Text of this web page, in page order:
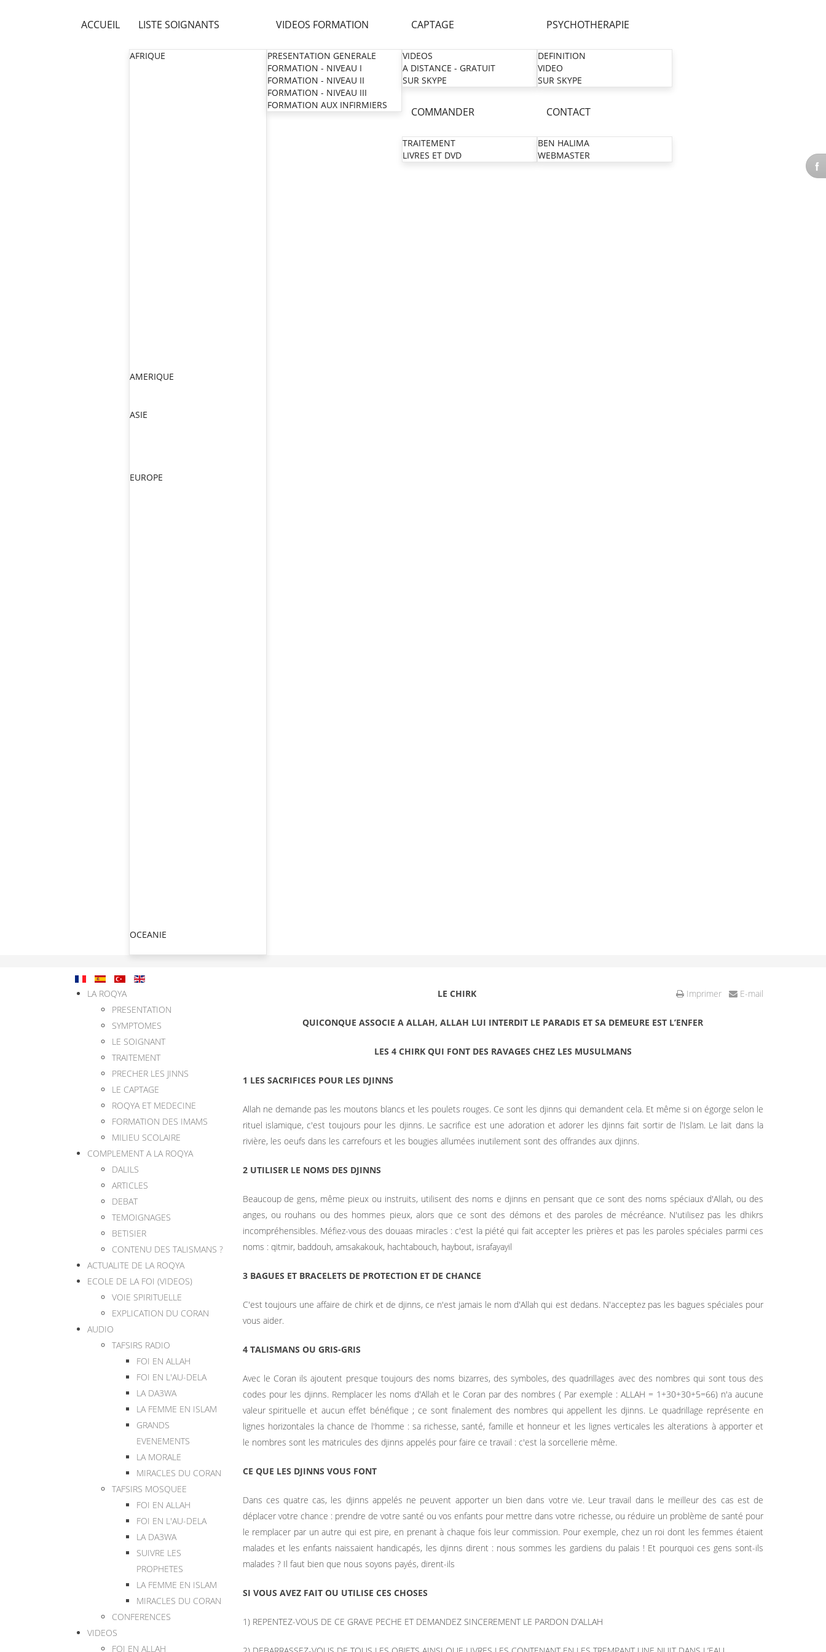
ACCUEIL LISTE SOIGNANTS
AFRIQUE
AMERIQUE
ASIE
EUROPE
OCEANIE
VIDEOS FORMATION
PRESENTATION GENERALE
FORMATION - NIVEAU I
FORMATION - NIVEAU II
FORMATION - NIVEAU III
FORMATION AUX INFIRMIERS
CAPTAGE
VIDEOS
A DISTANCE - GRATUIT
SUR SKYPE
PSYCHOTHERAPIE
DEFINITION
VIDEO
SUR SKYPE
COMMANDER
TRAITEMENT
LIVRES ET DVD
CONTACT
BEN HALIMA
WEBMASTER
LA ROQYA
PRESENTATION
SYMPTOMES
LE SOIGNANT
TRAITEMENT
PRECHER LES JINNS
LE CAPTAGE
ROQYA ET MEDECINE
FORMATION DES IMAMS
MILIEU SCOLAIRE
COMPLEMENT A LA ROQYA
DALILS
ARTICLES
DEBAT
TEMOIGNAGES
BETISIER
CONTENU DES TALISMANS ?
ACTUALITE DE LA ROQYA
ECOLE DE LA FOI (VIDEOS)
VOIE SPIRITUELLE
EXPLICATION DU CORAN
AUDIO
TAFSIRS RADIO
FOI EN ALLAH
FOI EN L'AU-DELA
LA DA3WA
LA FEMME EN ISLAM
GRANDS
EVENEMENTS
LA MORALE
MIRACLES DU CORAN
TAFSIRS MOSQUEE
FOI EN ALLAH
FOI EN L'AU-DELA
LA DA3WA
SUIVRE LES
PROPHETES
LA FEMME EN ISLAM
MIRACLES DU CORAN
CONFERENCES
VIDEOS
FOI EN ALLAH
Imprimer E-mail
LE CHIRK
QUICONQUE ASSOCIE A ALLAH, ALLAH LUI INTERDIT LE PARADIS ET SA DEMEURE EST L’ENFER
LES 4 CHIRK QUI FONT DES RAVAGES CHEZ LES MUSULMANS
1 LES SACRIFICES POUR LES DJINNS
Allah ne demande pas les moutons blancs et les poulets rouges. Ce sont les djinns qui demandent cela. Et même si on égorge selon le
rituel islamique, c'est toujours pour les djinns. Le sacrifice est une adoration et adorer les djinns fait sortir de l'Islam. Le lait dans la
rivière, les oeufs dans les carrefours et les bougies allumées inutilement sont des offrandes aux djinns.
2 UTILISER LE NOMS DES DJINNS
Beaucoup de gens, même pieux ou instruits, utilisent des noms e djinns en pensant que ce sont des noms spéciaux d'Allah, ou des
anges, ou rouhans ou des hommes pieux, alors que ce sont des démons et des paroles de mécréance. N'utilisez pas les dhikrs
incompréhensibles. Méfiez-vous des douaas miracles : c'est la piété qui fait accepter les prières et pas les paroles spéciales parmi ces
noms : qitmir, baddouh, amsakakouk, hachtabouch, haybout, israfayayil
3 BAGUES ET BRACELETS DE PROTECTION ET DE CHANCE
C'est toujours une affaire de chirk et de djinns, ce n'est jamais le nom d'Allah qui est dedans. N'acceptez pas les bagues spéciales pour
vous aider.
4 TALISMANS OU GRIS-GRIS
Avec le Coran ils ajoutent presque toujours des noms bizarres, des symboles, des quadrillages avec des nombres qui sont tous des
codes pour les djinns. Remplacer les noms d'Allah et le Coran par des nombres ( Par exemple : ALLAH = 1+30+30+5=66) n'a aucune
valeur spirituelle et aucun effet bénéfique ; ce sont finalement des nombres qui appellent les djinns. Le quadrillage représente en
lignes horizontales la chance de l'homme : sa richesse, santé, famille et honneur et les lignes verticales les alterations à apporter et
le nombres sont les matricules des djinns appelés pour faire ce travail : c'est la sorcellerie même.
CE QUE LES DJINNS VOUS FONT
Dans ces quatre cas, les djinns appelés ne peuvent apporter un bien dans votre vie. Leur travail dans le meilleur des cas est de
déplacer votre chance : prendre de votre santé ou vos enfants pour mettre dans votre richesse, ou réduire un problème de santé pour
le remplacer par un autre qui est pire, en prenant à chaque fois leur commission. Pour exemple, chez un roi dont les femmes étaient
malades et les enfants naissaient handicapés, les djinns dirent : nous sommes les gardiens du palais ! Et pourquoi ces gens sont-ils
malades ? Il faut bien que nous soyons payés, dirent-ils
SI VOUS AVEZ FAIT OU UTILISE CES CHOSES
1) REPENTEZ-VOUS DE CE GRAVE PECHE ET DEMANDEZ SINCEREMENT LE PARDON D’ALLAH